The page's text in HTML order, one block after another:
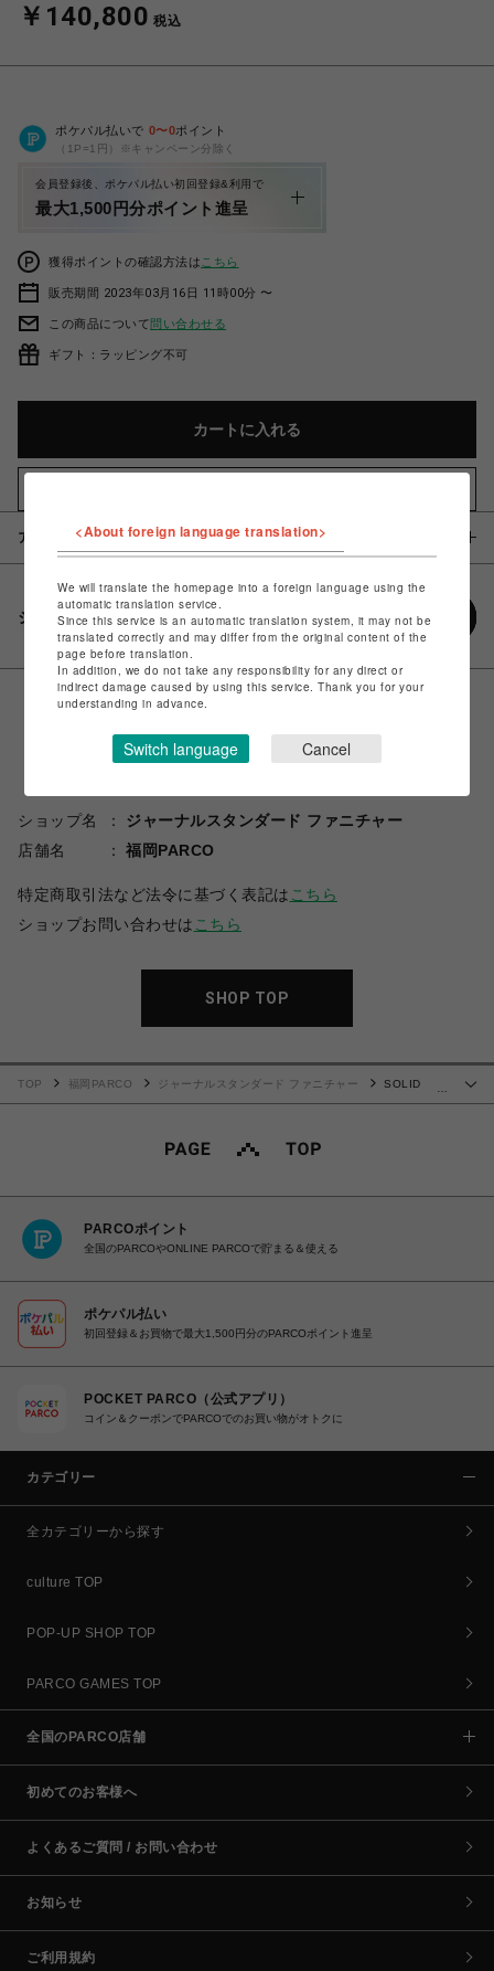
￥140,800 税込
ポケパル払いで 0〜0ポイント
（1P=1円）※キャンペーン分除く
会員登録後、ポケパル払い初回登録&利用で
最大1,500円分ポイント進呈
獲得ポイントの確認方法は こちら
販売期間 2023年03月16日 11時00分 〜
この商品について問い合わせる
ギフト：ラッピング不可
カートに入れる
アイテム説明 / 素材
シェアする
ショップ名
ジャーナルスタンダード ファニチャー
店舗名
福岡PARCO
特定商取引法など法令に基づく表記は こちら
ショップお問い合わせは こちら
SHOP TOP
TOP 福岡PARCO ジャーナルスタンダード ファニチャー
SOLID
PARCOポイント
全国のPARCOやONLINE PARCOで貯まる＆使える
ポケパル払い
初回登録＆お買物で最大1,500円分のPARCOポイント進呈
POCKET PARCO（公式アプリ）
コイン＆クーポンでPARCOでのお買い物がオトクに
カテゴリー
全カテゴリーから探す
culture TOP
POP-UP SHOP TOP
PARCO GAMES TOP
全国のPARCO店舗
初めてのお客様へ
よくあるご質問 / お問い合わせ
お知らせ
ご利用規約
<About foreign language translation>
We will translate the homepage into a foreign language using the
automatic translation service.
Since this service is an automatic translation system, it may not be
translated correctly and may differ from the original content of the
page before translation.
In addition, we do not take any responsibility for any direct or
indirect damage caused by using this service. Thank you for your
understanding in advance.
Switch language Cancel